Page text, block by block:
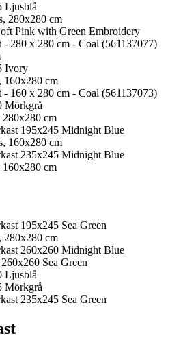
Ljusblå
280x280 cm
Pink with Green Embroidery
280 x 280 cm - Coal (561137077)
Ivory
160x280 cm
160 x 280 cm - Coal (561137073)
Mörkgrå
280x280 cm
195x245 Midnight Blue
160x280 cm
235x245 Midnight Blue
160x280 cm
195x245 Sea Green
280x280 cm
260x260 Midnight Blue
Sea Green
Ljusblå
Mörkgrå
235x245 Sea Green